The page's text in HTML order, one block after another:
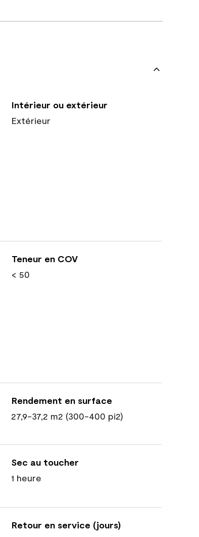
Intérieur ou extérieur
Extérieur
Teneur en COV
< 50
Rendement en surface
27,9-37,2 m2 (300-400 pi2)
Sec au toucher
1 heure
Retour en service (jours)